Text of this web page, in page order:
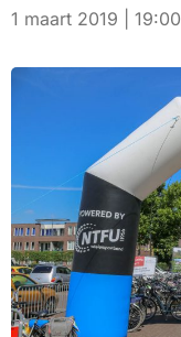
1 maart 2019 | 19:00